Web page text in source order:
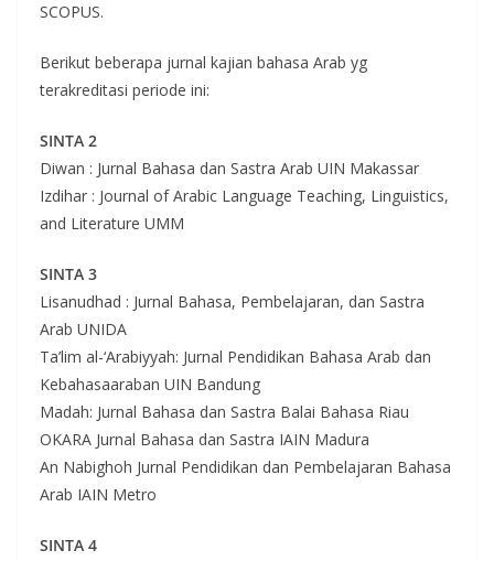
SCOPUS.
Berikut beberapa jurnal kajian bahasa Arab yg
terakreditasi periode ini:
SINTA 2
Diwan : Jurnal Bahasa dan Sastra Arab UIN Makassar
Izdihar : Journal of Arabic Language Teaching, Linguistics,
and Literature UMM
SINTA 3
Lisanudhad : Jurnal Bahasa, Pembelajaran, dan Sastra
Arab UNIDA
Ta’lim al-‘Arabiyyah: Jurnal Pendidikan Bahasa Arab dan
Kebahasaaraban UIN Bandung
Madah: Jurnal Bahasa dan Sastra Balai Bahasa Riau
OKARA Jurnal Bahasa dan Sastra IAIN Madura
An Nabighoh Jurnal Pendidikan dan Pembelajaran Bahasa
Arab IAIN Metro
SINTA 4